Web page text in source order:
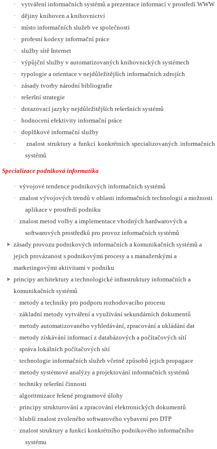
·
vytváření informačních systémů a prezentace informací v prostředí WWW
·
dějiny knihoven a knihovnictví
·
místo informačních služeb ve společnosti
·
profesní kodexy informační práce
·
služby sítě Internet
·
výpůjční služby v automatizovaných knihovnických systémech
·
typologie a orientace v nejdůležitějších informačních zdrojích
·
zásady tvorby národní bibliografie
·
rešeršní strategie
·
dotazovací jazyky nejdůležitějších rešeršních systémů
·
hodnocení efektivity informační práce
·
doplňkové informační služby
·
znalost struktury a funkcí konkrétních specializovaných informačních
systémů
Specializace podniková informatika
· vývojové tendence podnikových informačních systémů
· znalost vývojových trendů v oblasti informačních technologií a možnosti
aplikace v prostředí podniku
· znalost metod volby a implementace vhodných hardwarových a
softwarových prostředků pro provoz informačních systémů
zásady provozu podnikových informačních a komunikačních systémů a
jejich provázanost s podnikovými procesy a s manažerskými a
marketingovými aktivitami v podniku
principy architektury a technologické infrastruktury informačních a
komunikačních systémů
· metody a techniky pro podporu rozhodovacího procesu
· základní metody vytváření a využívání sekundárních dokumentů
· metody automatizovaného vyhledávání, zpracování a ukládání dat
· metody získávání informací z databázových a počítačových sítí
· správa lokálních počítačových sítí
· technologie informačních služeb včetně způsobů jejich propagace
· metody systémové analýzy a projektování informačních systémů
· techniky rešeršní činnosti
· algoritmizace řešené programové úlohy
· principy strukturování a zpracování elektronických dokumentů
· hlubší znalost zvoleného softwarového vybavení pro DTP
· znalost struktury a funkcí konkrétního podnikového informačního
systému